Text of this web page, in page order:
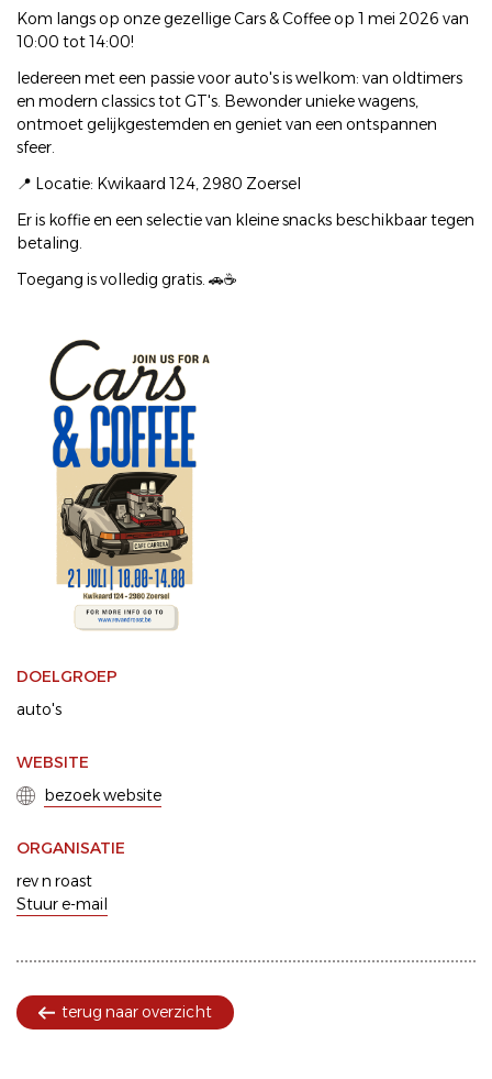
Kom langs op onze gezellige Cars & Coffee op 1 mei 2026 van
10:00 tot 14:00!
Iedereen met een passie voor auto's is welkom: van oldtimers
en modern classics tot GT's. Bewonder unieke wagens,
ontmoet gelijkgestemden en geniet van een ontspannen
sfeer.
📍 Locatie: Kwikaard 124, 2980 Zoersel
Er is koffie en een selectie van kleine snacks beschikbaar tegen
betaling.
Toegang is volledig gratis. 🚗☕
DOELGROEP
auto's
WEBSITE
bezoek website
ORGANISATIE
rev n roast
Stuur e-mail
terug naar overzicht